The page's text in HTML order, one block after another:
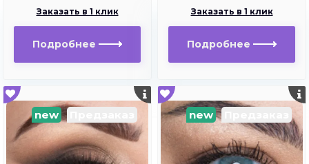
Заказать в 1 клик
Подробнее
Заказать в 1 клик
Подробнее
new new